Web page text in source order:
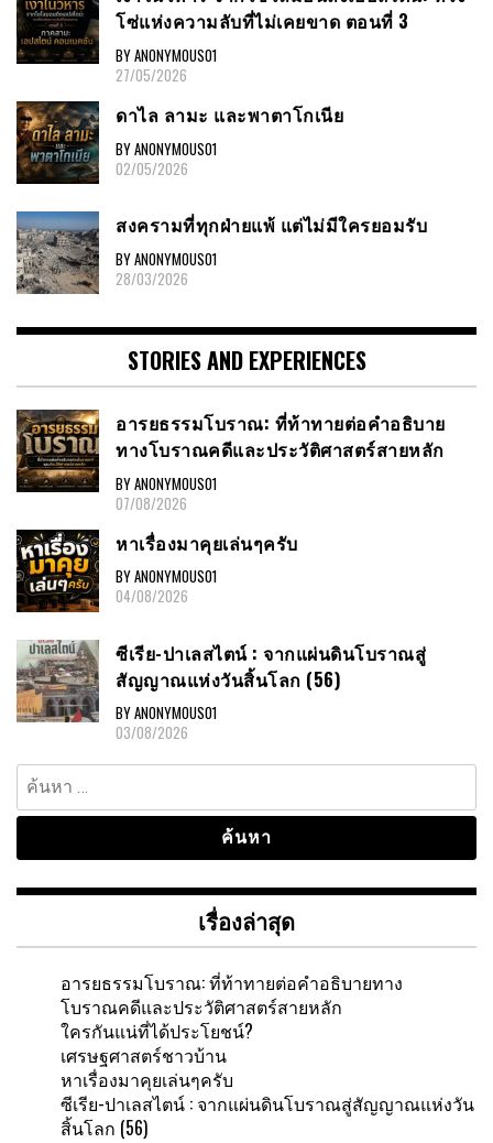
โซ่แห่งความลับที่ไม่เคยขาด ตอนที่ 3
BY ANONYMOUS01
27/05/2026
ดาไล ลามะ และพาตาโกเนีย
BY ANONYMOUS01
02/05/2026
สงครามที่ทุกฝ่ายแพ้ แต่ไม่มีใครยอมรับ
BY ANONYMOUS01
28/03/2026
STORIES AND EXPERIENCES
อารยธรรมโบราณ: ที่ท้าทายต่อคำอธิบาย
ทางโบราณคดีและประวัติศาสตร์สายหลัก
BY ANONYMOUS01
07/08/2026
หาเรื่องมาคุยเล่นๆครับ
BY ANONYMOUS01
04/08/2026
ซีเรีย-ปาเลสไตน์ : จากแผ่นดินโบราณสู่
สัญญาณแห่งวันสิ้นโลก (56)
BY ANONYMOUS01
03/08/2026
ค้นหา
สำหรับ:
เรื่องล่าสุด
อารยธรรมโบราณ: ที่ท้าทายต่อคำอธิบายทาง
โบราณคดีและประวัติศาสตร์สายหลัก
ใครกันแน่ที่ได้ประโยชน์?
เศรษฐศาสตร์ชาวบ้าน
หาเรื่องมาคุยเล่นๆครับ
ซีเรีย-ปาเลสไตน์ : จากแผ่นดินโบราณสู่สัญญาณแห่งวัน
สิ้นโลก (56)